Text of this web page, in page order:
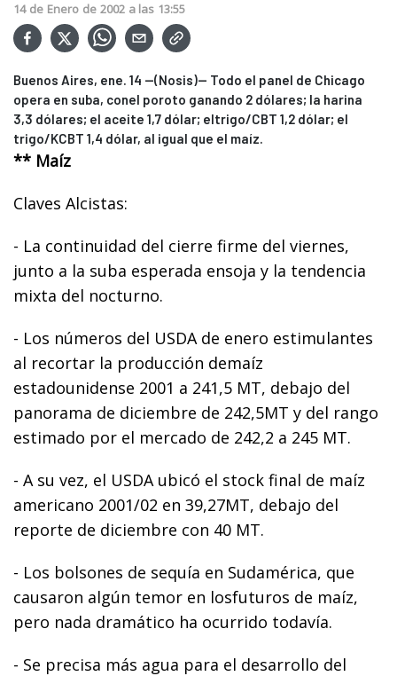
14 de Enero de 2002 a las 13:55
Buenos Aires, ene. 14 --(Nosis)-- Todo el panel de Chicago
opera en suba, conel poroto ganando 2 dólares; la harina
3,3 dólares; el aceite 1,7 dólar; eltrigo/CBT 1,2 dólar; el
trigo/KCBT 1,4 dólar, al igual que el maíz.
** Maíz
Claves Alcistas:
- La continuidad del cierre firme del viernes,
junto a la suba esperada ensoja y la tendencia
mixta del nocturno.
- Los números del USDA de enero estimulantes
al recortar la producción demaíz
estadounidense 2001 a 241,5 MT, debajo del
panorama de diciembre de 242,5MT y del rango
estimado por el mercado de 242,2 a 245 MT.
- A su vez, el USDA ubicó el stock final de maíz
americano 2001/02 en 39,27MT, debajo del
reporte de diciembre con 40 MT.
- Los bolsones de sequía en Sudamérica, que
causaron algún temor en losfuturos de maíz,
pero nada dramático ha ocurrido todavía.
- Se precisa más agua para el desarrollo del